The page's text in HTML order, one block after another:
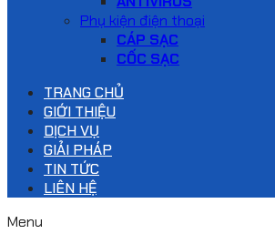
Phụ kiện điện thoại
CÁP SẠC
CỐC SẠC
TRANG CHỦ
GIỚI THIỆU
DỊCH VỤ
GIẢI PHÁP
TIN TỨC
LIÊN HỆ
Menu